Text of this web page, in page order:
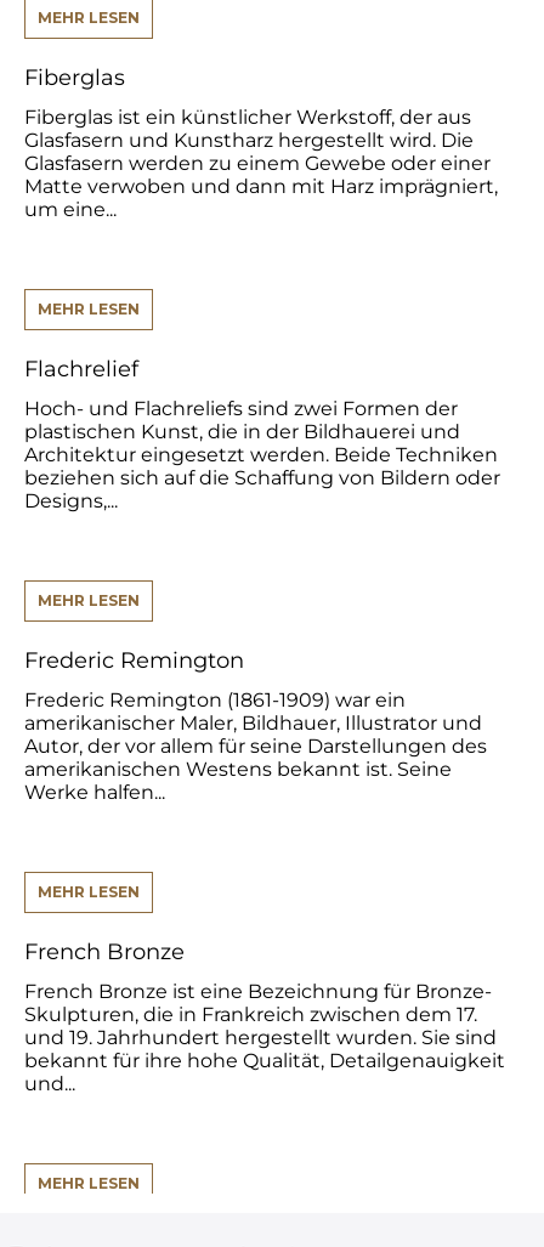
MEHR LESEN
Fiberglas
Fiberglas ist ein künstlicher Werkstoff, der aus
Glasfasern und Kunstharz hergestellt wird. Die
Glasfasern werden zu einem Gewebe oder einer
Matte verwoben und dann mit Harz imprägniert,
um eine...
MEHR LESEN
Flachrelief
Hoch- und Flachreliefs sind zwei Formen der
plastischen Kunst, die in der Bildhauerei und
Architektur eingesetzt werden. Beide Techniken
beziehen sich auf die Schaffung von Bildern oder
Designs,...
MEHR LESEN
Frederic Remington
Frederic Remington (1861-1909) war ein
amerikanischer Maler, Bildhauer, Illustrator und
Autor, der vor allem für seine Darstellungen des
amerikanischen Westens bekannt ist. Seine
Werke halfen...
MEHR LESEN
French Bronze
French Bronze ist eine Bezeichnung für Bronze-
Skulpturen, die in Frankreich zwischen dem 17.
und 19. Jahrhundert hergestellt wurden. Sie sind
bekannt für ihre hohe Qualität, Detailgenauigkeit
und...
MEHR LESEN